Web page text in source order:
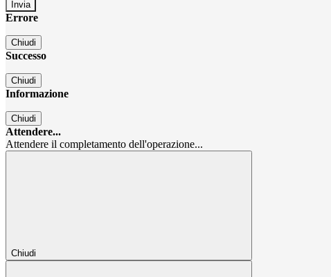
Errore
Chiudi
Successo
Chiudi
Informazione
Chiudi
Attendere...
Attendere il completamento dell'operazione...
Chiudi